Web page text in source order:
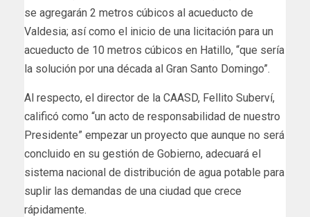
se agregarán 2 metros cúbicos al acueducto de
Valdesia; así como el inicio de una licitación para un
acueducto de 10 metros cúbicos en Hatillo, “que sería
la solución por una década al Gran Santo Domingo”.
Al respecto, el director de la CAASD, Fellito Suberví,
calificó como “un acto de responsabilidad de nuestro
Presidente” empezar un proyecto que aunque no será
concluido en su gestión de Gobierno, adecuará el
sistema nacional de distribución de agua potable para
suplir las demandas de una ciudad que crece
rápidamente.